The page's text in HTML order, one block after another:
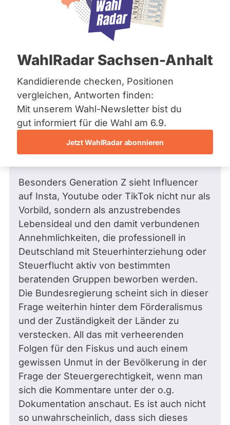
Bremen
Hamburg
Mecklenburg-Vorpommern
Nordrhein-Westfalen
Saarland
Sachsen
Sachsen-Anhalt
Sachsen-Anhalt
Schleswig-Holstein
Thüringen
Archiv
Spenden
WahlRadar Sachsen-Anhalt
Kandidierende checken, Positionen
vergleichen, Antworten finden:
Mit unserem Wahl-Newsletter bist du
gut informiert für die Wahl am 6.9.
Jetzt WahlRadar abonnieren
11.06.2026
Warum gibt es immer noch diesen
Millionen-Schaden für Deutschland
durch Influencer?
Sehr geehrter Herr Kanzleramtsminister
Frei,
vielleicht haben Sie diese Dokumentation
bereits gesehen:
Besonders Generation Z sieht Influencer
auf Insta, Youtube oder TikTok nicht nur als
Vorbild, sondern als anzustrebendes
Lebensideal und den damit verbundenen
Annehmlichkeiten, die professionell in
Deutschland mit Steuerhinterziehung oder
Steuerflucht aktiv von bestimmten
beratenden Gruppen beworben werden.
Die Bundesregierung scheint sich in dieser
Frage weiterhin hinter dem Förderalismus
und der Zuständigkeit der Länder zu
verstecken. All das mit verheerenden
Folgen für den Fiskus und auch einem
gewissen Unmut in der Bevölkerung in der
Frage der Steuergerechtigkeit, wenn man
sich die Kommentare unter der o.g.
Dokumentation anschaut. Es ist auch nicht
so unwahrscheinlich, dass sich dieses